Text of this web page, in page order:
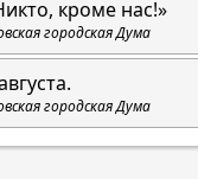
кроме нас!»
городская Дума
городская Дума